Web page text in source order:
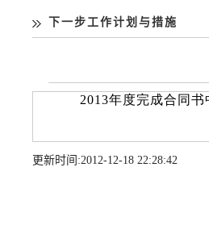
下一步工作计划与措施
更新时间:2012-12-1822:28:42